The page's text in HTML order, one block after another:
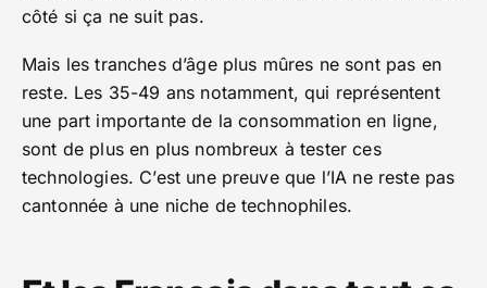
côté si ça ne suit pas.
Mais les tranches d’âge plus mûres ne sont pas en
reste. Les 35-49 ans notamment, qui représentent
une part importante de la consommation en ligne,
sont de plus en plus nombreux à tester ces
technologies. C’est une preuve que l’IA ne reste pas
cantonnée à une niche de technophiles.